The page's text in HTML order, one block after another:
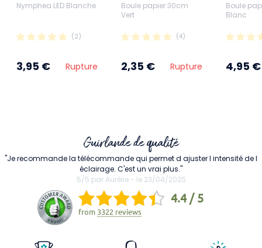
Nymphea LED Blanche
(2)
3,95 € Rupture
Boule papier 30cm
Vert
(4)
2,35 € Rupture
Boule
Blanc
4,95 €
Guirlande de qualité
"Je recommande la télécommande qui permet d ajuster l intensité de l
éclairage. C'est un vrai plus."
5/5 par Aurélie - le 23/04/2025
4.4 / 5
from 3322 reviews